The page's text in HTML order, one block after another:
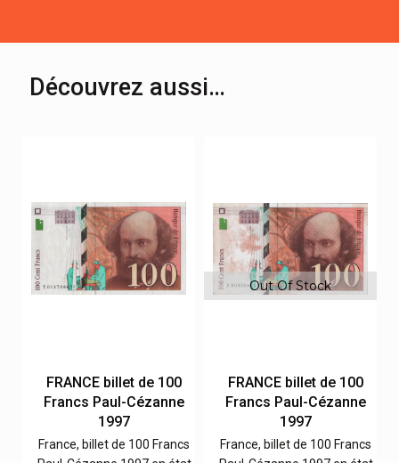
Découvrez aussi…
FRANCE billet de 100
Francs Paul-Cézanne
1997
France, billet de 100 Francs
FRANCE billet de 100
Francs Paul-Cézanne
1997
France, billet de 100 Francs